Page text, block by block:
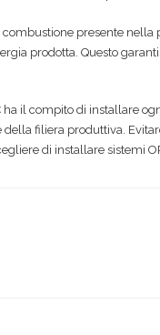
combustione presente
prodotta. Questo
ha il compito di installare
filiera produttiva.
di installare sistemi